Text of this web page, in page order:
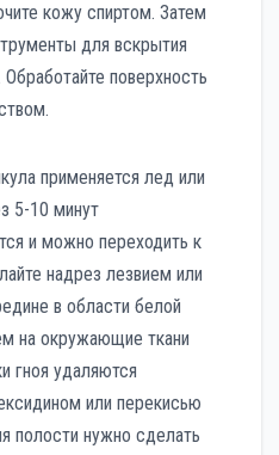
кожу спиртом. Затем
для вскрытия
поверхность
применяется лед или
5-10 минут
и можно переходить к
надрез лезвием или
в области белой
на окружающие ткани
гноя удаляются
или перекисью
полости нужно сделать